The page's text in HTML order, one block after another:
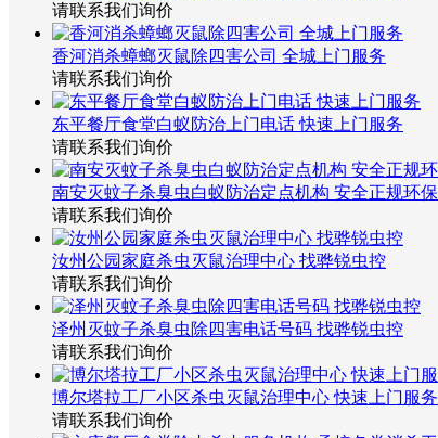
请联系我们询价
香河消杀蟑螂灭鼠除四害公司 全城上门服务
请联系我们询价
东平餐厅食堂白蚁防治上门电话 快速上门服务
请联系我们询价
南安灭蚊子杀臭虫白蚁防治定点机构 安全正规环保
请联系我们询价
汝州公园家庭杀虫灭鼠治理中心 找骅锐虫控
请联系我们询价
泽州灭蚊子杀臭虫除四害电话号码 找骅锐虫控
请联系我们询价
博尔塔拉工厂小区杀虫灭鼠治理中心 快速上门服务
请联系我们询价